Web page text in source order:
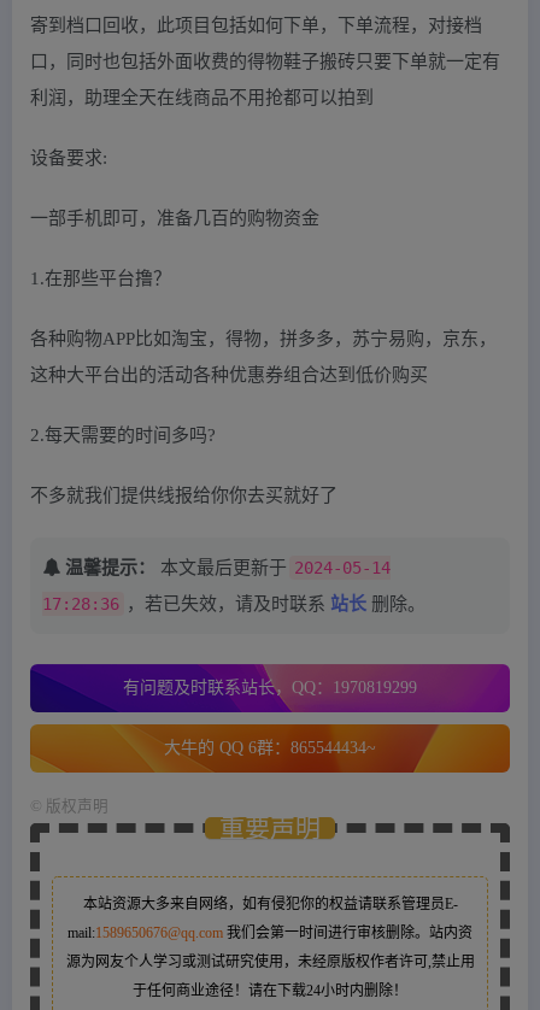
寄到档口回收，此项目包括如何下单，下单流程，对接档
口，同时也包括外面收费的得物鞋子搬砖只要下单就一定有
利润，助理全天在线商品不用抢都可以拍到
设备要求:
一部手机即可，准备几百的购物资金
1.在那些平台撸？
各种购物APP比如淘宝，得物，拼多多，苏宁易购，京东，
这种大平台出的活动各种优惠券组合达到低价购买
2.每天需要的时间多吗?
不多就我们提供线报给你你去买就好了
温馨提示： 本文最后更新于 2024-05-14
17:28:36 ，若已失效，请及时联系 站长 删除。
有问题及时联系站长，QQ：1970819299
大牛的 QQ 6群：865544434~
版权声明
重要声明
本站资源大多来自网络，如有侵犯你的权益请联系管理员E-
mail:1589650676@qq.com 我们会第一时间进行审核删除。站内资
源为网友个人学习或测试研究使用，未经原版权作者许可,禁止用
于任何商业途径！请在下载24小时内删除！